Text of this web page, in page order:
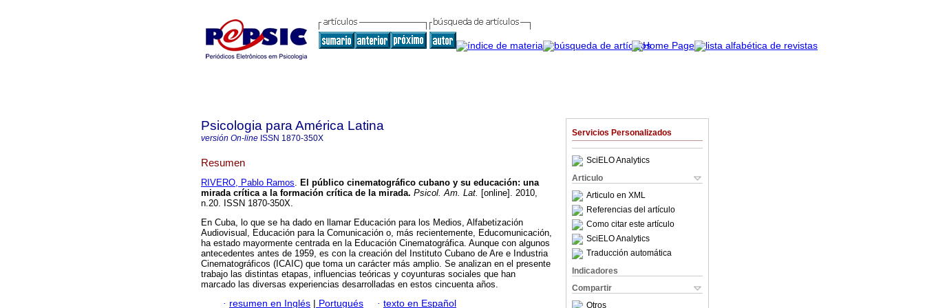
Servicios Personalizados
SciELO Analytics
Articulo
Articulo en XML
Referencias del artículo
Como citar este artículo
SciELO Analytics
Traducción automática
Indicadores
Compartir
Otros
Psicologia para América Latina
versión On-line ISSN 1870-350X
Resumen
RIVERO, Pablo Ramos. El público cinematográfico cubano y su educación: una
mirada crítica a la formación crítica de la mirada. Psicol. Am. Lat. [online]. 2010,
n.20. ISSN 1870-350X.
En Cuba, lo que se ha dado en llamar Educación para los Medios, Alfabetización
Audiovisual, Educación para la Comunicación o, más recientemente, Educomunicación,
ha estado mayormente centrada en la Educación Cinematográfica. Aunque con algunos
antecedentes antes de 1959, es con la creación del Instituto Cubano de Are e Industria
Cinematográficos (ICAIC) que toma un carácter más amplio. Se analizan en el presente
trabajo las distintas etapas, influencias teóricas y coyunturas sociales que han
marcado las diversas experiencias desarrolladas en estos cincuenta años.
· resumen en Inglés Portugués · texto en Español